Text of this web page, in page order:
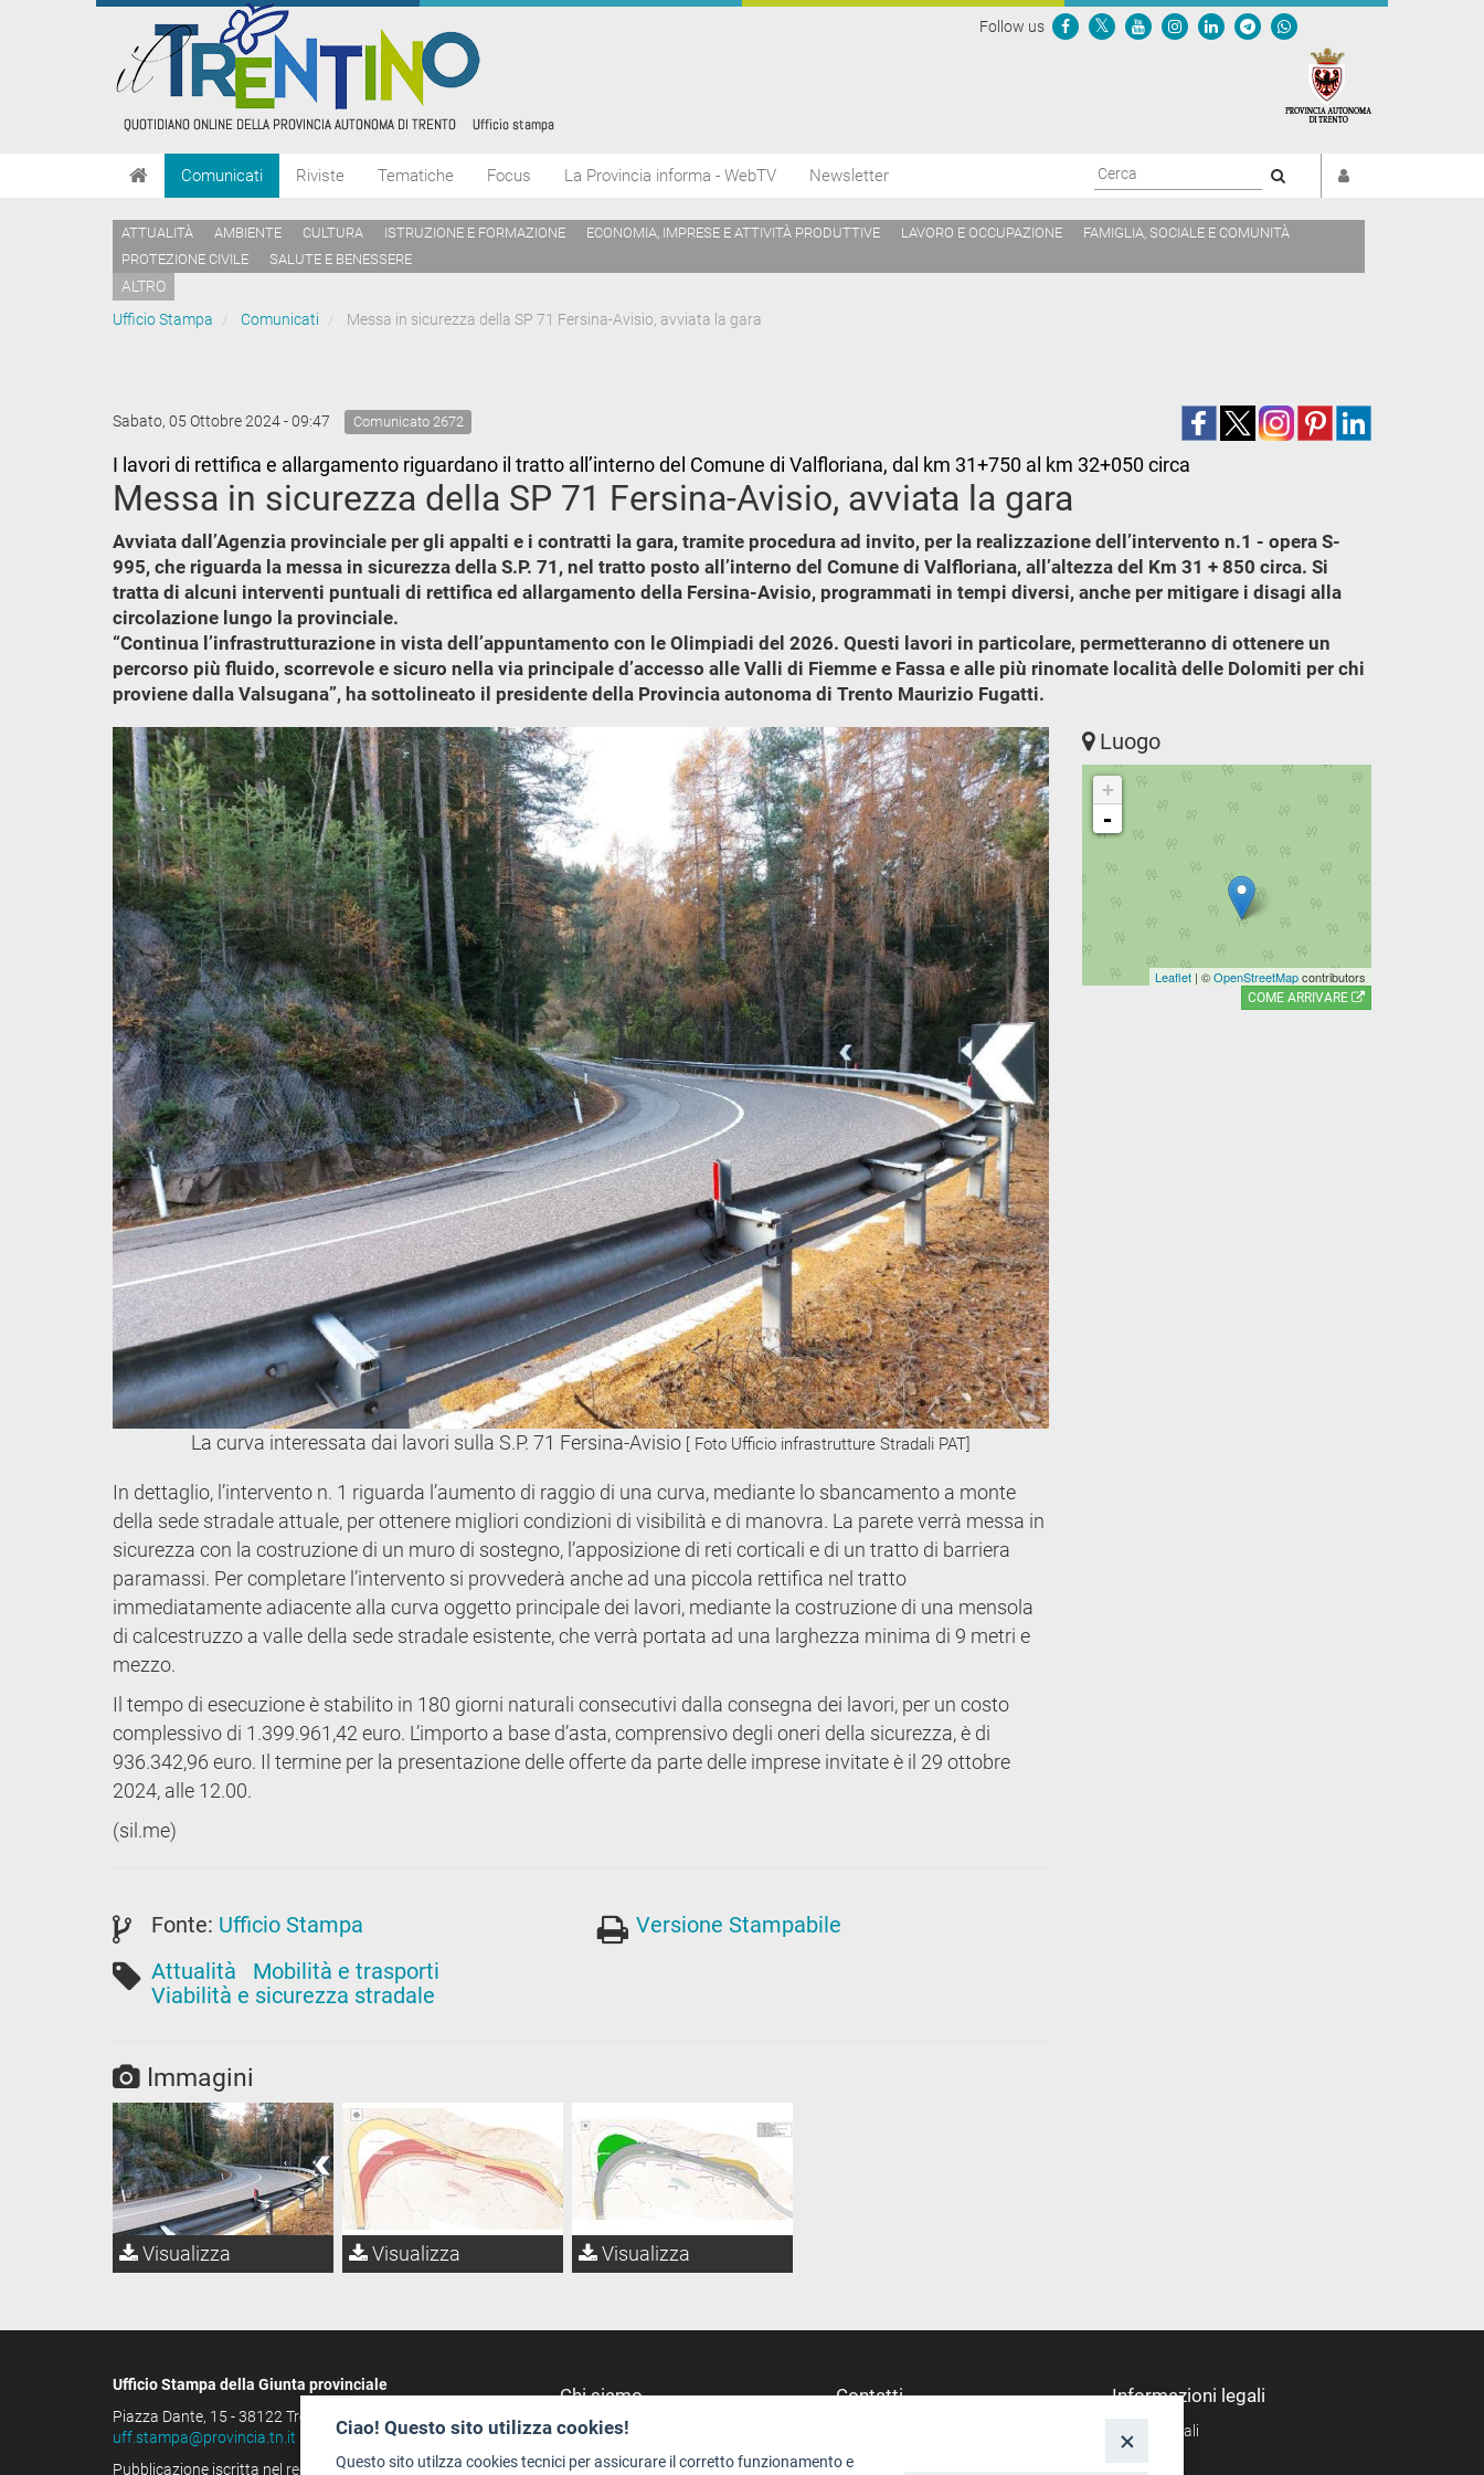
Follow us
Comunicati Riviste Tematiche Focus La Provincia informa - WebTV Newsletter
ATTUALITÀ AMBIENTE CULTURA ISTRUZIONE E FORMAZIONE ECONOMIA, IMPRESE E ATTIVITÀ PRODUTTIVE LAVORO E OCCUPAZIONE
FAMIGLIA, SOCIALE E COMUNITÀ
PROTEZIONE CIVILE
SALUTE E BENESSERE
ALTRO
Ufficio Stampa
Comunicati Messa in sicurezza della SP 71 Fersina-Avisio, avviata la gara
Sabato, 05 Ottobre 2024 - 09:47 Comunicato 2672
I lavori di rettifica e allargamento riguardano il tratto all’interno del Comune di Valfloriana, dal km 31+750 al km 32+050 circa
Messa in sicurezza della SP 71 Fersina-Avisio, avviata la gara
Avviata dall’Agenzia provinciale per gli appalti e i contratti la gara, tramite procedura ad invito, per la realizzazione dell’intervento n.1 - opera S-
995, che riguarda la messa in sicurezza della S.P. 71, nel tratto posto all’interno del Comune di Valfloriana, all’altezza del Km 31 + 850 circa. Si
tratta di alcuni interventi puntuali di rettifica ed allargamento della Fersina-Avisio, programmati in tempi diversi, anche per mitigare i disagi alla
circolazione lungo la provinciale.
“Continua l’infrastrutturazione in vista dell’appuntamento con le Olimpiadi del 2026. Questi lavori in particolare, permetteranno di ottenere un
percorso più fluido, scorrevole e sicuro nella via principale d’accesso alle Valli di Fiemme e Fassa e alle più rinomate località delle Dolomiti per chi
proviene dalla Valsugana”, ha sottolineato il presidente della Provincia autonoma di Trento Maurizio Fugatti.
La curva interessata dai lavori sulla S.P. 71 Fersina-Avisio [ Foto Ufficio infrastrutture Stradali PAT]
In dettaglio, l’intervento n. 1 riguarda l’aumento di raggio di una curva, mediante lo sbancamento a monte
della sede stradale attuale, per ottenere migliori condizioni di visibilità e di manovra. La parete verrà messa in
sicurezza con la costruzione di un muro di sostegno, l’apposizione di reti corticali e di un tratto di barriera
paramassi. Per completare l’intervento si provvederà anche ad una piccola rettifica nel tratto
immediatamente adiacente alla curva oggetto principale dei lavori, mediante la costruzione di una mensola
di calcestruzzo a valle della sede stradale esistente, che verrà portata ad una larghezza minima di 9 metri e
mezzo.
Il tempo di esecuzione è stabilito in 180 giorni naturali consecutivi dalla consegna dei lavori, per un costo
complessivo di 1.399.961,42 euro. L’importo a base d’asta, comprensivo degli oneri della sicurezza, è di
936.342,96 euro. Il termine per la presentazione delle offerte da parte delle imprese invitate è il 29 ottobre
2024, alle 12.00.
(sil.me)
Fonte: Ufficio Stampa
Attualità
Mobilità e trasporti
Viabilità e sicurezza stradale
Versione Stampabile
Immagini
Visualizza Visualizza Visualizza
Luogo
+
-
Leaflet | ©OpenStreetMapcontributors
COME ARRIVARE
Ufficio Stampa della Giunta provinciale
Piazza Dante, 15 - 38122 Trento (IT)
uff.stampa@provincia.tn.it
Pubblicazione iscritta nel registro della stampa
Chi siamo
Redazione
Staff
Contatti
Struttura di riferimento
Informazioni legali
Note legali
Ciao! Questo sito utilizza cookies!
Questo sito utilzza cookies tecnici per assicurare il corretto funzionamento e